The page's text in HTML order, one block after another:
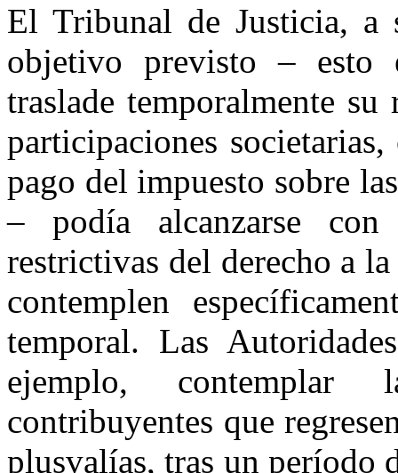
El Tribunal de Justicia,
objetivo previsto – esto
traslade temporalmente
participaciones
pago del impuesto sobre
– podía alcanzarse
restrictivas del derecho a
contemplen
temporal. Las
ejemplo,
contribuyentes que
plusvalías, tras un período